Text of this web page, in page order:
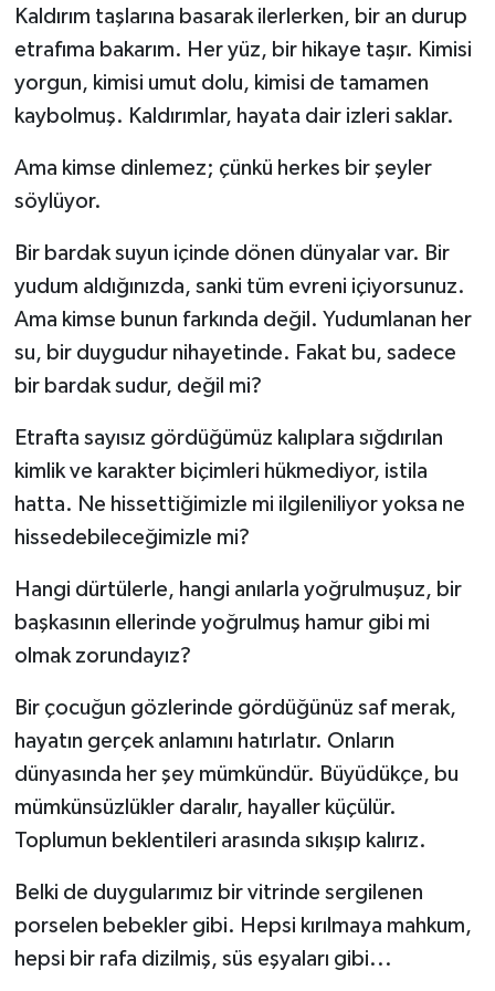
Kaldırım taşlarına basarak ilerlerken, bir an durup
etrafıma bakarım. Her yüz, bir hikaye taşır. Kimisi
yorgun, kimisi umut dolu, kimisi de tamamen
kaybolmuş. Kaldırımlar, hayata dair izleri saklar.
Ama kimse dinlemez; çünkü herkes bir şeyler
söylüyor.
Bir bardak suyun içinde dönen dünyalar var. Bir
yudum aldığınızda, sanki tüm evreni içiyorsunuz.
Ama kimse bunun farkında değil. Yudumlanan her
su, bir duygudur nihayetinde. Fakat bu, sadece
bir bardak sudur, değil mi?
Etrafta sayısız gördüğümüz kalıplara sığdırılan
kimlik ve karakter biçimleri hükmediyor, istila
hatta. Ne hissettiğimizle mi ilgileniliyor yoksa ne
hissedebileceğimizle mi?
Hangi dürtülerle, hangi anılarla yoğrulmuşuz, bir
başkasının ellerinde yoğrulmuş hamur gibi mi
olmak zorundayız?
Bir çocuğun gözlerinde gördüğünüz saf merak,
hayatın gerçek anlamını hatırlatır. Onların
dünyasında her şey mümkündür. Büyüdükçe, bu
mümkünsüzlükler daralır, hayaller küçülür.
Toplumun beklentileri arasında sıkışıp kalırız.
Belki de duygularımız bir vitrinde sergilenen
porselen bebekler gibi. Hepsi kırılmaya mahkum,
hepsi bir rafa dizilmiş, süs eşyaları gibi...